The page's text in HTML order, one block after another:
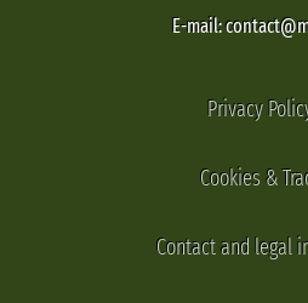
E-mail:
Privacy
Cookies &
Contact and legal